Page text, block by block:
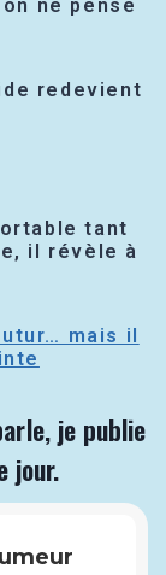
ne pense
redevient
tant
il révèle à
mais il
je publie
jour.